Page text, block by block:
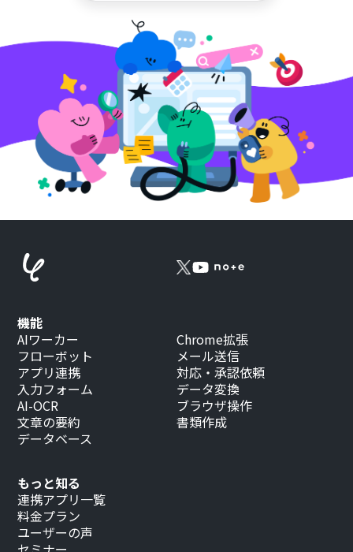
もっと知る
連携アプリ一覧
料金プラン
ユーザーの声
機能
AIワーカー
フローボット
アプリ連携
入力フォーム
AI-OCR
文章の要約
データベース
Chrome拡張
メール送信
対応・承認依頼
データ変換
ブラウザ操作
書類作成